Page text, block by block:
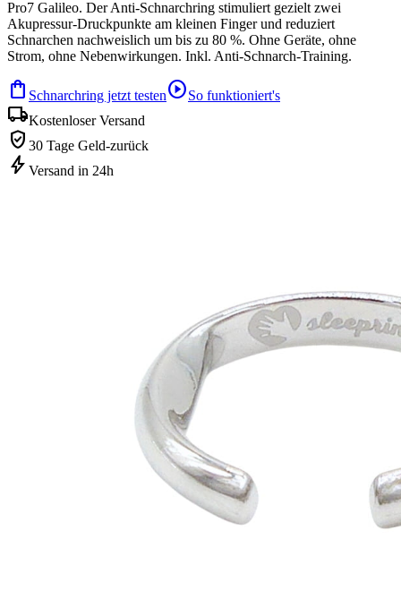
Pro7 Galileo. Der Anti-Schnarchring stimuliert gezielt zwei
Akupressur-Druckpunkte am kleinen Finger und reduziert
Schnarchen nachweislich um bis zu 80 %. Ohne Geräte, ohne
Strom, ohne Nebenwirkungen. Inkl. Anti-Schnarch-Training.
shopping_bag Schnarchring jetzt testenplay_circleSo funktioniert's
local_shippingKostenloser Versand
verified_user 30 Tage Geld-zurück
bolt Versand in 24h